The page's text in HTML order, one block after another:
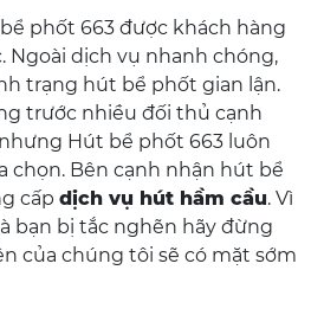
phốt 663 được khách hàng
Ngoài dịch vụ nhanh chóng,
trạng hút bể phốt gian lận.
trước nhiều đối thủ cạnh
Hút bể phốt 663 luôn
chọn. Bên cạnh nhận hút bể
cấp dịch vụ hút hầm cầu. Vì
bạn bị tắc nghẽn hãy đừng
của chúng tôi sẽ có mặt sớm